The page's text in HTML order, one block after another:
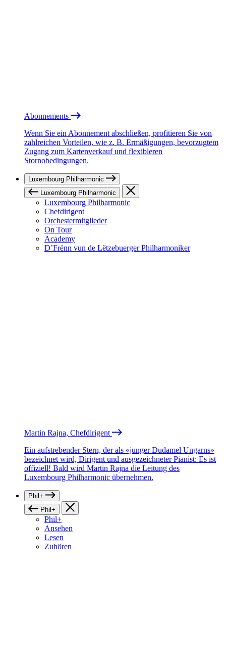
Abonnements
Wenn Sie ein Abonnement abschließen, profitieren Sie von
zahlreichen Vorteilen, wie z. B. Ermäßigungen, bevorzugtem
Zugang zum Kartenverkauf und flexibleren
Stornobedingungen.
Luxembourg Philharmonic
Luxembourg Philharmonic
Luxembourg Philharmonic
Chefdirigent
Orchestermitglieder
On Tour
Academy
D’Frënn vun de Lëtzebuerger Philharmoniker
Martin Rajna, Chefdirigent
Ein aufstrebender Stern, der als «junger Dudamel Ungarns»
bezeichnet wird, Dirigent und ausgezeichneter Pianist: Es ist
offiziell! Bald wird Martin Rajna die Leitung des
Luxembourg Philharmonic übernehmen.
Phil+
Phil+
Phil+
Ansehen
Lesen
Zuhören